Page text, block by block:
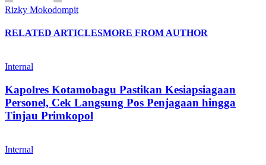
Rizky Mokodompit
RELATED ARTICLESMORE FROM AUTHOR
Internal
Kapolres Kotamobagu Pastikan Kesiapsiagaan
Personel, Cek Langsung Pos Penjagaan hingga
Tinjau Primkopol
Internal